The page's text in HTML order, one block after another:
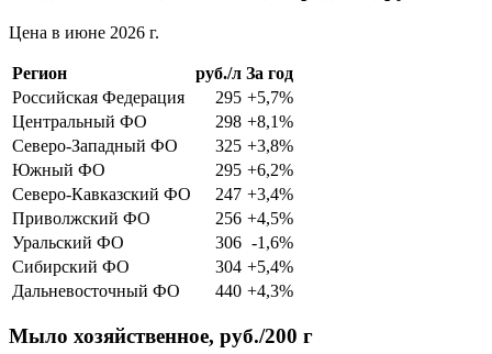
Цена в июне 2026 г.
Регион руб./л За год
Российская Федерация
295 +5,7%
Центральный ФО
298 +8,1%
Северо-Западный ФО
325 +3,8%
Южный ФО
295 +6,2%
Северо-Кавказский ФО
247 +3,4%
Приволжский ФО
256 +4,5%
Уральский ФО
306 -1,6%
Сибирский ФО
304 +5,4%
Дальневосточный ФО
440 +4,3%
Мыло хозяйственное, руб./200 г